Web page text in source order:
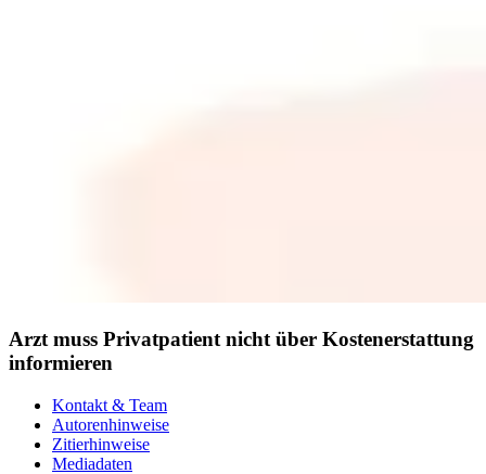
Arzt muss Privatpatient nicht über Kostenerstattung
informieren
Kontakt & Team
Autorenhinweise
Zitierhinweise
Mediadaten